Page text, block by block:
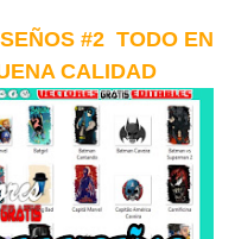
#2 TODO EN
CALIDAD